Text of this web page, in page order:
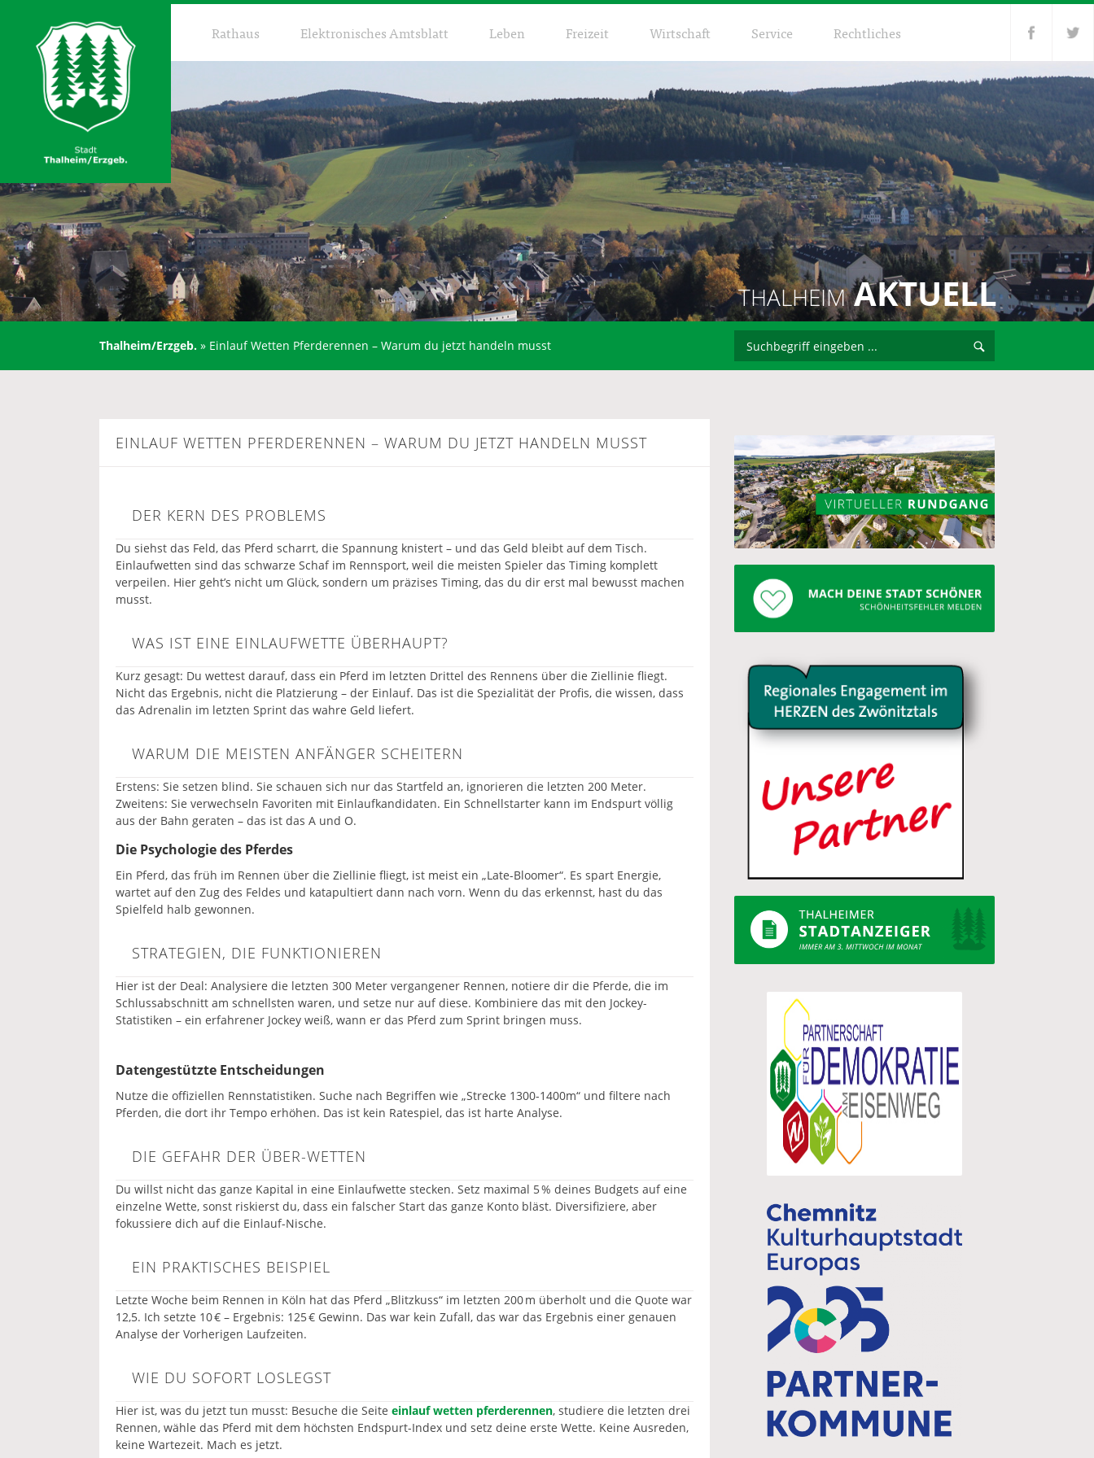
Rathaus Elektronisches Amtsblatt Leben Freizeit Wirtschaft Service Rechtliches
THALHEIMAKTUELL
Thalheim/Erzgeb. » Einlauf Wetten Pferderennen – Warum du jetzt handeln musst
EINLAUF WETTEN PFERDERENNEN – WARUM DU JETZT HANDELN MUSST
DER KERN DES PROBLEMS
Du siehst das Feld, das Pferd scharrt, die Spannung knistert – und das Geld bleibt auf dem Tisch.
Einlaufwetten sind das schwarze Schaf im Rennsport, weil die meisten Spieler das Timing komplett
verpeilen. Hier geht’s nicht um Glück, sondern um präzises Timing, das du dir erst mal bewusst machen
musst.
WAS IST EINE EINLAUFWETTE ÜBERHAUPT?
Kurz gesagt: Du wettest darauf, dass ein Pferd im letzten Drittel des Rennens über die Ziellinie fliegt.
Nicht das Ergebnis, nicht die Platzierung – der Einlauf. Das ist die Spezialität der Profis, die wissen, dass
das Adrenalin im letzten Sprint das wahre Geld liefert.
WARUM DIE MEISTEN ANFÄNGER SCHEITERN
Erstens: Sie setzen blind. Sie schauen sich nur das Startfeld an, ignorieren die letzten 200 Meter.
Zweitens: Sie verwechseln Favoriten mit Einlaufkandidaten. Ein Schnellstarter kann im Endspurt völlig
aus der Bahn geraten – das ist das A und O.
Die Psychologie des Pferdes
Ein Pferd, das früh im Rennen über die Ziellinie fliegt, ist meist ein „Late-Bloomer“. Es spart Energie,
wartet auf den Zug des Feldes und katapultiert dann nach vorn. Wenn du das erkennst, hast du das
Spielfeld halb gewonnen.
STRATEGIEN, DIE FUNKTIONIEREN
Hier ist der Deal: Analysiere die letzten 300 Meter vergangener Rennen, notiere dir die Pferde, die im
Schlussabschnitt am schnellsten waren, und setze nur auf diese. Kombiniere das mit den Jockey-
Statistiken – ein erfahrener Jockey weiß, wann er das Pferd zum Sprint bringen muss.
Datengestützte Entscheidungen
Nutze die offiziellen Rennstatistiken. Suche nach Begriffen wie „Strecke 1300-1400m“ und filtere nach
Pferden, die dort ihr Tempo erhöhen. Das ist kein Ratespiel, das ist harte Analyse.
DIE GEFAHR DER ÜBER-WETTEN
Du willst nicht das ganze Kapital in eine Einlaufwette stecken. Setz maximal 5 % deines Budgets auf eine
einzelne Wette, sonst riskierst du, dass ein falscher Start das ganze Konto bläst. Diversifiziere, aber
fokussiere dich auf die Einlauf-Nische.
EIN PRAKTISCHES BEISPIEL
Letzte Woche beim Rennen in Köln hat das Pferd „Blitzkuss“ im letzten 200 m überholt und die Quote war
12,5. Ich setzte 10 € – Ergebnis: 125 € Gewinn. Das war kein Zufall, das war das Ergebnis einer genauen
Analyse der Vorherigen Laufzeiten.
WIE DU SOFORT LOSLEGST
Hier ist, was du jetzt tun musst: Besuche die Seite einlauf wetten pferderennen, studiere die letzten drei
Rennen, wähle das Pferd mit dem höchsten Endspurt-Index und setz deine erste Wette. Keine Ausreden,
keine Wartezeit. Mach es jetzt.